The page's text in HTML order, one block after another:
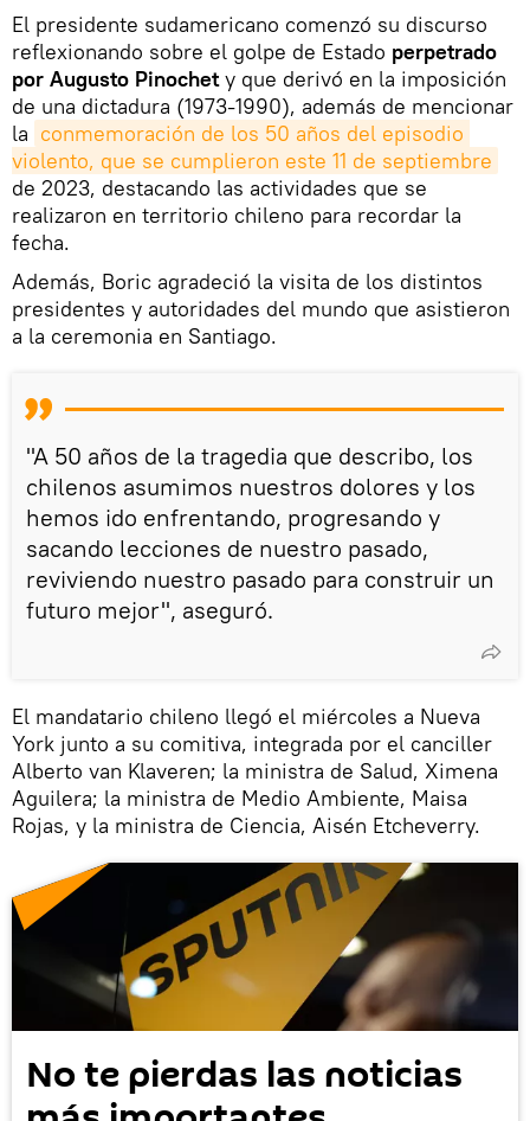
El presidente sudamericano comenzó su discurso
reflexionando sobre el golpe de Estado perpetrado
por Augusto Pinochety que derivó en la imposición
de una dictadura (1973-1990), además de mencionar
la conmemoración de los 50 años del episodio
violento, que se cumplieron este 11 de septiembre
de 2023, destacando las actividades que se
realizaron en territorio chileno para recordar la
fecha.
Además, Boric agradeció la visita de los distintos
presidentes y autoridades del mundo que asistieron
a la ceremonia en Santiago.
"A 50 años de la tragedia que describo, los
chilenos asumimos nuestros dolores y los
hemos ido enfrentando, progresando y
sacando lecciones de nuestro pasado,
reviviendo nuestro pasado para construir un
futuro mejor", aseguró.
El mandatario chileno llegó el miércoles a Nueva
York junto a su comitiva, integrada por el canciller
Alberto van Klaveren; la ministra de Salud, Ximena
Aguilera; la ministra de Medio Ambiente, Maisa
Rojas, y la ministra de Ciencia, Aisén Etcheverry.
No te pierdas las noticias